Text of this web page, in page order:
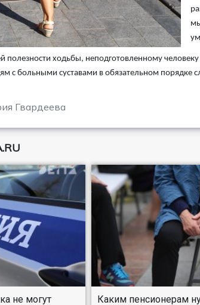
полезности ходьбы, неподготовленному
с больными суставами в обязательном порядке
Гвардеева
не могут
Каким пенсионерам